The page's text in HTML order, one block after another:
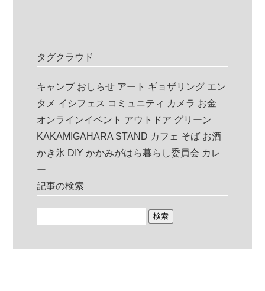
タグクラウド
キャンプ おしらせ アート ギョザリング エン
タメ イシフェス コミュニティ カメラ お金
オンラインイベント アウトドア グリーン
KAKAMIGAHARA STAND カフェ そば お酒
かき氷 DIY かかみがはら暮らし委員会 カレ
ー
記事の検索